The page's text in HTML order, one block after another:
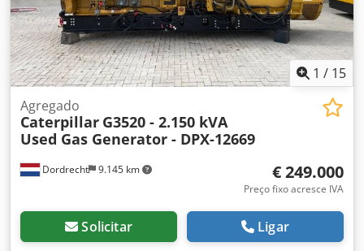
1 / 15
Dordrecht 9.145 km
Agregado
Caterpillar G3520 - 2.150 kVA
Used Gas Generator - DPX-12669
€ 249.000
Preço fixo acresce IVA
Solicitar Ligar